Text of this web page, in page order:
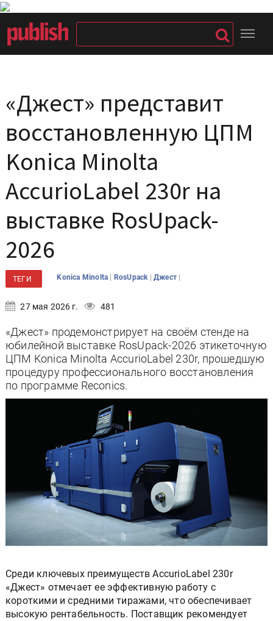
«Джест» представит
восстановленную ЦПМ
Konica Minolta
AccurioLabel 230r на
выставке RosUpack-
2026
ТЕГИ Konica Minolta | RosUpack |Джест |
27 мая 2026 г. 481
«Джест» продемонстрирует на своём стенде на
юбилейной выставке RosUpack-2026 этикеточную
ЦПМ Konica Minolta AccurioLabel 230r, прошедшую
процедуру профессионального восстановления
по программе Reconics.
Среди ключевых преимуществ AccurioLabel 230r
«Джест» отмечает ее эффективную работу с
короткими и средними тиражами, что обеспечивает
высокую рентабельность. Поставщик рекомендует